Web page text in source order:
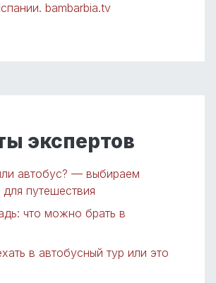
bambarbia.tv
экспертов
автобус? — выбираем
для путешествия
что можно брать в
в автобусный тур или это